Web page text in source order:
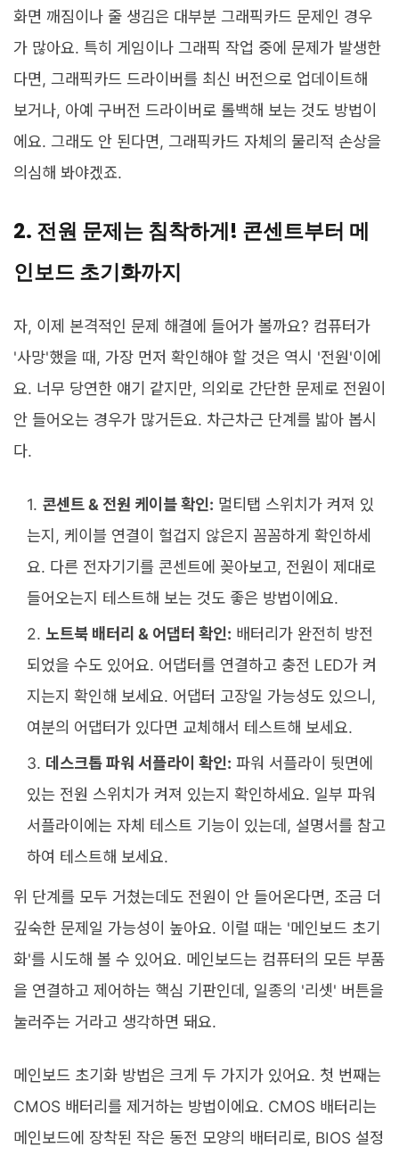
화면 깨짐이나 줄 생김은 대부분 그래픽카드 문제인 경우
가 많아요. 특히 게임이나 그래픽 작업 중에 문제가 발생한
다면, 그래픽카드 드라이버를 최신 버전으로 업데이트해
보거나, 아예 구버전 드라이버로 롤백해 보는 것도 방법이
에요. 그래도 안 된다면, 그래픽카드 자체의 물리적 손상을
의심해 봐야겠죠.
2. 전원 문제는 침착하게! 콘센트부터 메
인보드 초기화까지
자, 이제 본격적인 문제 해결에 들어가 볼까요? 컴퓨터가
'사망'했을 때, 가장 먼저 확인해야 할 것은 역시 '전원'이에
요. 너무 당연한 얘기 같지만, 의외로 간단한 문제로 전원이
안 들어오는 경우가 많거든요. 차근차근 단계를 밟아 봅시
다.
콘센트 & 전원 케이블 확인: 멀티탭 스위치가 켜져 있
는지, 케이블 연결이 헐겁지 않은지 꼼꼼하게 확인하세
요. 다른 전자기기를 콘센트에 꽂아보고, 전원이 제대로
들어오는지 테스트해 보는 것도 좋은 방법이에요.
노트북 배터리 & 어댑터 확인: 배터리가 완전히 방전
되었을 수도 있어요. 어댑터를 연결하고 충전 LED가 켜
지는지 확인해 보세요. 어댑터 고장일 가능성도 있으니,
여분의 어댑터가 있다면 교체해서 테스트해 보세요.
데스크톱 파워 서플라이 확인: 파워 서플라이 뒷면에
있는 전원 스위치가 켜져 있는지 확인하세요. 일부 파워
서플라이에는 자체 테스트 기능이 있는데, 설명서를 참고
하여 테스트해 보세요.
위 단계를 모두 거쳤는데도 전원이 안 들어온다면, 조금 더
깊숙한 문제일 가능성이 높아요. 이럴 때는 '메인보드 초기
화'를 시도해 볼 수 있어요. 메인보드는 컴퓨터의 모든 부품
을 연결하고 제어하는 핵심 기판인데, 일종의 '리셋' 버튼을
눌러주는 거라고 생각하면 돼요.
메인보드 초기화 방법은 크게 두 가지가 있어요. 첫 번째는
CMOS 배터리를 제거하는 방법이에요. CMOS 배터리는
메인보드에 장착된 작은 동전 모양의 배터리로, BIOS 설정